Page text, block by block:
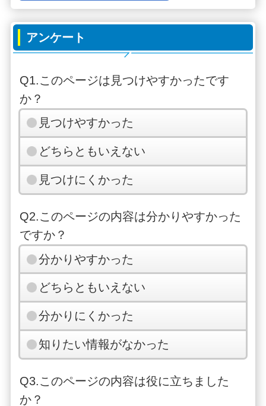
アンケート
Q1.このページは見つけやすかったです
か？
見つけやすかった
どちらともいえない
見つけにくかった
Q2.このページの内容は分かりやすかった
ですか？
分かりやすかった
どちらともいえない
分かりにくかった
知りたい情報がなかった
Q3.このページの内容は役に立ちました
か？